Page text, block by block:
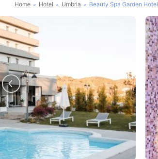
Home Hotel Umbria Beauty Spa Garden Hotel